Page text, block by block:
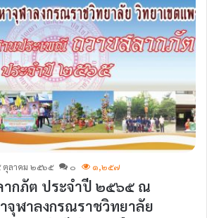
ตุลาคม ๒๕๖๕ ๐ ๑,๒๕๗
ากภัต ประจำปี ๒๕๖๕ ณ
จุฬาลงกรณราชวิทยาลัย